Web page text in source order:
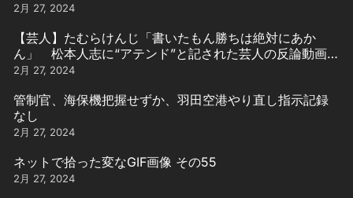
2月 27, 2024
【芸人】たむらけんじ「書いたもん勝ちは絶対にあか
ん」 松本人志に“アテンド”と記された芸人の反論動画引
用
2月 27, 2024
管制官、海保機把握せずか、羽田空港やり直し指示記録
なし
2月 27, 2024
ネットで拾った変なGIF画像 その55
2月 27, 2024